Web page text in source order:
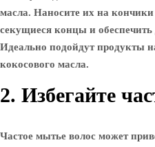
масла. Наносите их на кончики
секущиеся концы и обеспечить
Идеально подойдут продукты
кокосового масла.
2. Избегайте
Частое мытье волос может